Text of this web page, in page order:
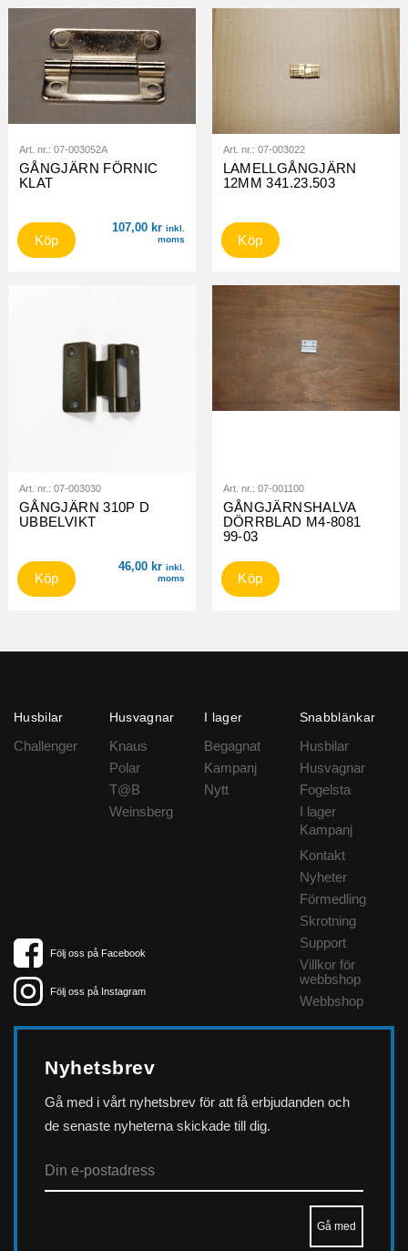
Art. nr.: 07-003052A
GÅNGJÄRN FÖRNIC
KLAT
107,00 kr inkl.
moms
Köp
Art. nr.: 07-003022
LAMELLGÅNGJÄRN
12MM 341.23.503
Köp
Art. nr.: 07-003030
GÅNGJÄRN 310P D
UBBELVIKT
46,00 kr inkl.
moms
Köp
Art. nr.: 07-001100
GÅNGJÄRNSHALVA
DÖRRBLAD M4-8081
99-03
Köp
Husbilar
Challenger
Husvagnar
Knaus
Polar
T@B
Weinsberg
I lager
Begagnat
Kampanj
Nytt
Snabblänkar
Husbilar
Husvagnar
Fogelsta
I lager
Kampanj
Kontakt
Nyheter
Förmedling
Skrotning
Support
Villkor för
webbshop
Webbshop
Följ oss på Facebook
Följ oss på Instagram
Nyhetsbrev
Gå med i vårt nyhetsbrev för att få erbjudanden och
de senaste nyheterna skickade till dig.